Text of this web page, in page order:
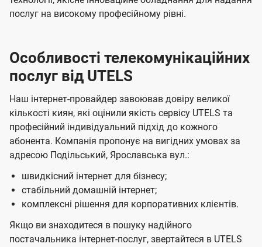
послуг на високому професійному рівні.
Особливості телекомунікаційних
послуг від UTELS
Наш інтернет-провайдер завоював довіру великої
кількості киян, які оцінили якість сервісу UTELS та
професійний індивідуальний підхід до кожного
абонента. Компанія пропонує на вигідних умовах за
адресою Подільський, Ярославська вул.:
швидкісний інтернет для бізнесу;
стабільний домашній інтернет;
комплексні рішення для корпоративних клієнтів.
Якщо ви знаходитеся в пошуку надійного
постачальника інтернет-послуг, звертайтеся в UTELS